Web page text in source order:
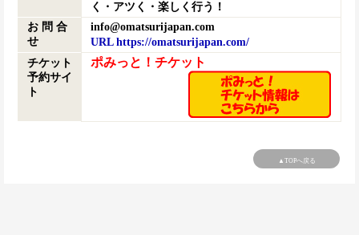
く・アツく・楽しく行う！
お 問 合
せ
info@omatsurijapan.com
URL https://omatsurijapan.com/
チケット
予約サイ
ト
ポみっと！チケット
▲TOPへ戻る